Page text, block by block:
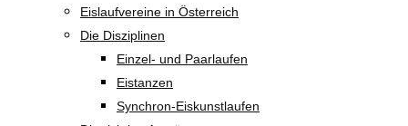
Eislaufvereine in Österreich
Die Disziplinen
Einzel- und Paarlaufen
Eistanzen
Synchron-Eiskunstlaufen